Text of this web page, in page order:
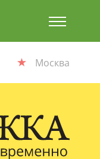
Москва